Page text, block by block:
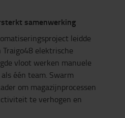
samenwerking
leidde
elektrische
vloot werken manuele
één team. Swarm
om magazijnprocessen
te verhogen en